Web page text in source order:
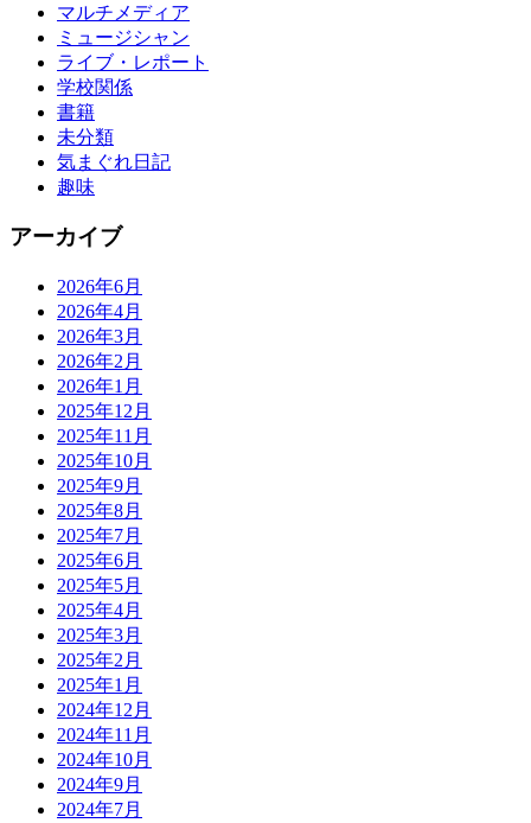
マルチメディア
ミュージシャン
ライブ・レポート
学校関係
書籍
未分類
気まぐれ日記
趣味
アーカイブ
2026年6月
2026年4月
2026年3月
2026年2月
2026年1月
2025年12月
2025年11月
2025年10月
2025年9月
2025年8月
2025年7月
2025年6月
2025年5月
2025年4月
2025年3月
2025年2月
2025年1月
2024年12月
2024年11月
2024年10月
2024年9月
2024年7月